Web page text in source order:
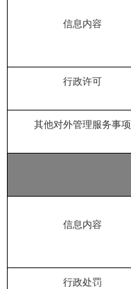
信息内容
行政许可
其他对外管理服务事项
信息内容
行政处罚